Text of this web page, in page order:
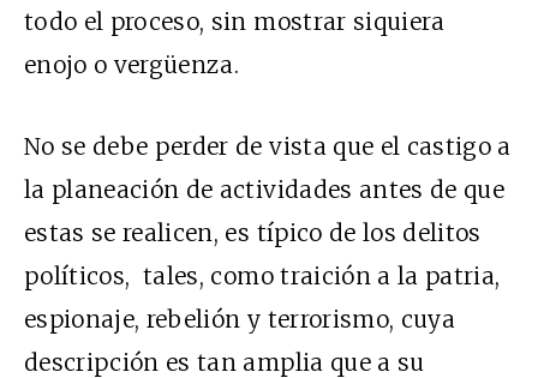
todo el proceso, sin mostrar siquiera
enojo o vergüenza.
No se debe perder de vista que el castigo a
la planeación de actividades antes de que
estas se realicen, es típico de los delitos
políticos, tales, como traición a la patria,
espionaje, rebelión y terrorismo, cuya
descripción es tan amplia que a su